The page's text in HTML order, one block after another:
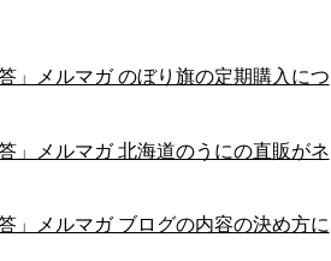
」メルマガ のぼり旗の定期購入につ
」メルマガ 北海道のうにの直販がネ
」メルマガ ブログの内容の決め方に